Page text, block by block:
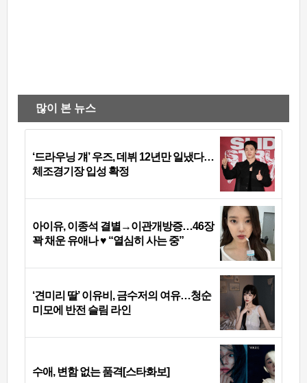
많이 본 뉴스
‘드라우닝 걔’ 우즈, 데뷔 12년만 일냈다…
체조경기장 입성 확정
아이유, 이종석 결별→이관개방증…46장
꽉 채운 유애나 ♥ “열심히 사는 중”
‘견미리 딸’ 이유비, 금수저의 여유…청순
미모에 반전 슬림 라인
수애, 변함 없는 품격[스타화보]